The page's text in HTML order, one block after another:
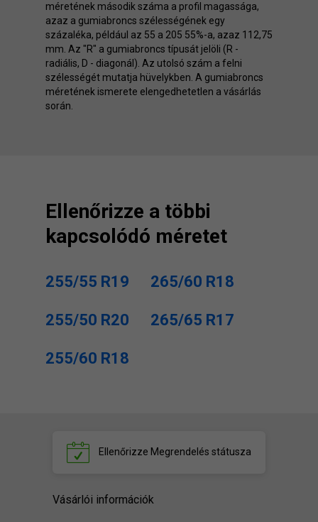
méretének második száma a profil magassága,
azaz a gumiabroncs szélességének egy
százaléka, például az 55 a 205 55%-a, azaz 112,75
mm. Az "R" a gumiabroncs típusát jelöli (R -
radiális, D - diagonál). Az utolsó szám a felni
szélességét mutatja hüvelykben. A gumiabroncs
méretének ismerete elengedhetetlen a vásárlás
során.
Ellenőrizze a többi
kapcsolódó méretet
255/55 R19 265/60 R18
255/50 R20 265/65 R17
255/60 R18
Ellenőrizze Megrendelés státusza
Vásárlói információk